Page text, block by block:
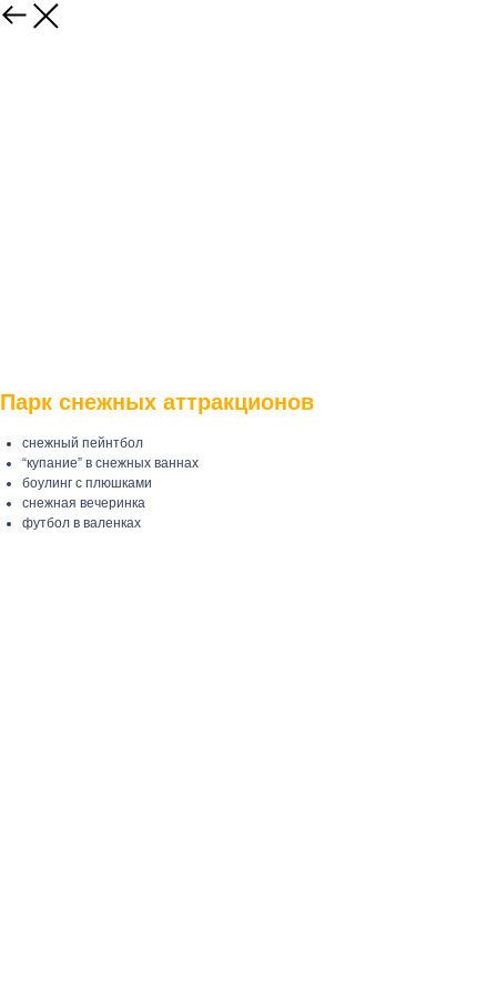
Парк снежных аттракционов
снежный пейнтбол
“купание” в снежных ваннах
боулинг с плюшками
снежная вечеринка
футбол в валенках